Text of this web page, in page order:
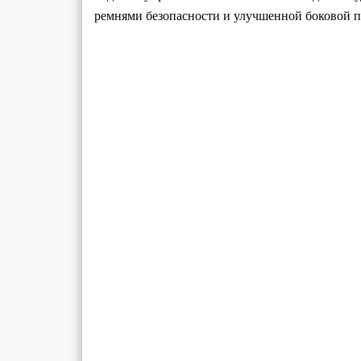
ремнями безопасности и улучшенной боковой